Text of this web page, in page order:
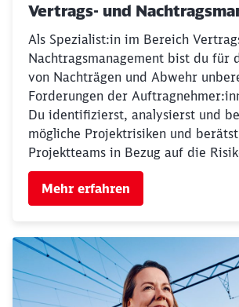
Vertrags- und
Als Spezialist:in im Bereich
Nachtragsmanagement bist du für
von Nachträgen und Abwehr
Forderungen der
Du identifizierst, analysierst und
mögliche Projektrisiken und
Projektteams in Bezug auf die
Mehr erfahren